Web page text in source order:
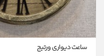
ساعت دیواری ورتیج